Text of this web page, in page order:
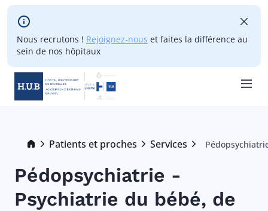
Skip to main content
Nous recrutons ! Rejoignez-nous et faites la différence au
sein de nos hôpitaux
Breadcrumb
Patients et proches Services
Current:
Pédopsychiatrie -
Psychiatrie du bébé, de